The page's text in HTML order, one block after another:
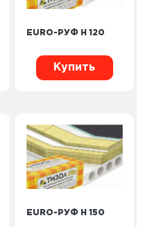
EURO-РУФ Н 120
Купить
EURO-РУФ Н 150